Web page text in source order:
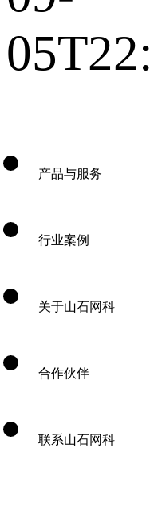
产品与服务
行业案例
关于山石网科
合作伙伴
联系山石网科